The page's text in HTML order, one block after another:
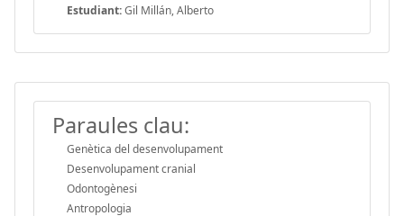
Estudiant:Gil Millán, Alberto
Paraules clau:
Genètica del desenvolupament
Desenvolupament cranial
Odontogènesi
Antropologia